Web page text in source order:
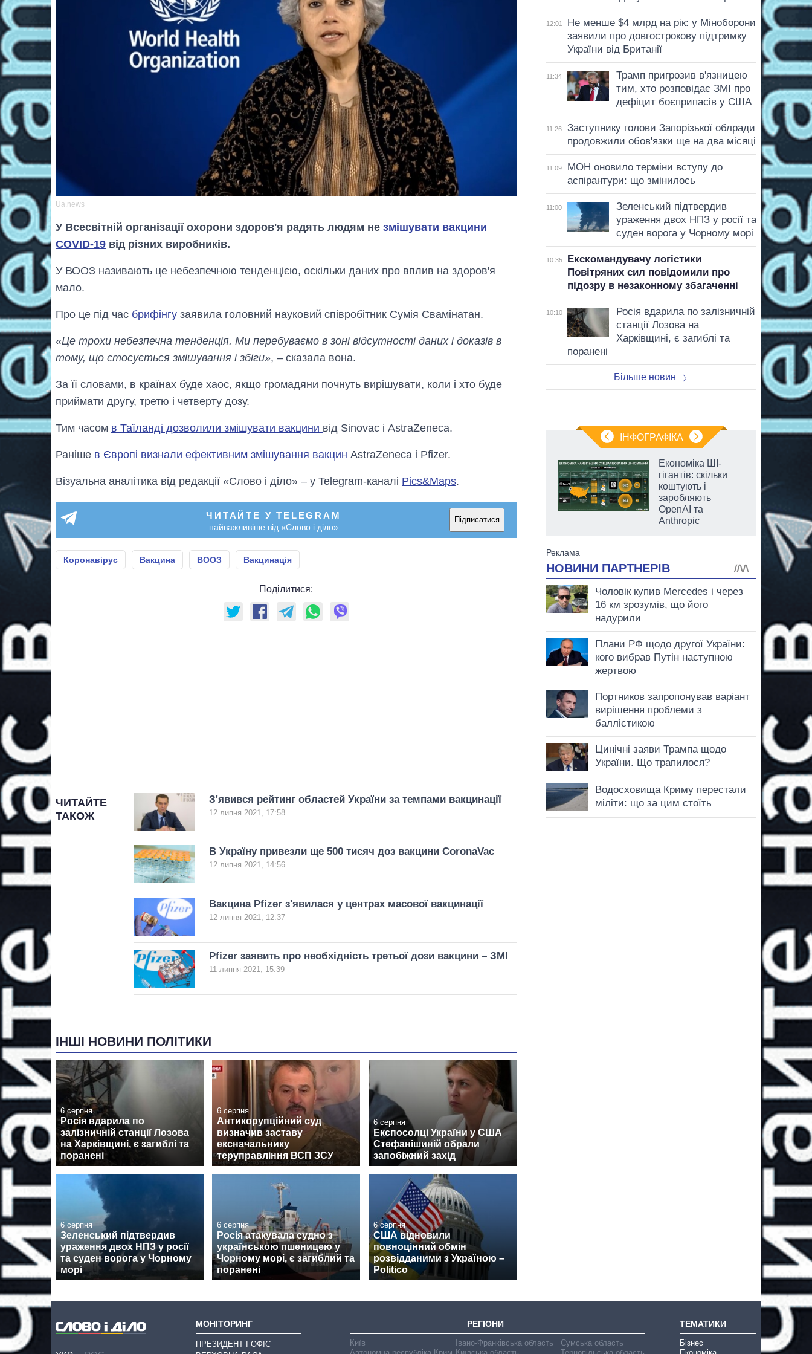
Ua.news
У Всесвітній організації охорони здоров'я радять людям не змішувати вакцини
COVID-19 від різних виробників.
У ВООЗ називають це небезпечною тенденцією, оскільки даних про вплив на здоров'я
мало.
Про це під час брифінгу заявила головний науковий співробітник Сумія Свамінатан.
«Це трохи небезпечна тенденція. Ми перебуваємо в зоні відсутності даних і доказів в
тому, що стосується змішування і збіги», – сказала вона.
За її словами, в країнах буде хаос, якщо громадяни почнуть вирішувати, коли і хто буде
приймати другу, третю і четверту дозу.
Тим часом в Таїланді дозволили змішувати вакцини від Sinovac і AstraZeneca.
Раніше в Європі визнали ефективним змішування вакцин AstraZeneca і Pfizer.
Візуальна аналітика від редакції «Слово і діло» – у Telegram-каналі Pics&Maps.
ЧИТАЙТЕ У TELEGRAM
найважливіше від «Слово і діло»
Підписатися
Коронавірус Вакцина ВООЗ Вакцинація
Поділитися:
ЧИТАЙТЕ
ТАКОЖ
З'явився рейтинг областей України за темпами вакцинації
12 липня 2021, 17:58
В Україну привезли ще 500 тисяч доз вакцини CoronaVac
12 липня 2021, 14:56
Вакцина Pfizer з'явилася у центрах масової вакцинації
12 липня 2021, 12:37
Pfizer заявить про необхідність третьої дози вакцини – ЗМІ
11 липня 2021, 15:39
ІНШІ НОВИНИ ПОЛІТИКИ
6 серпня
Росія вдарила по
залізничній станції Лозова
на Харківщині, є загиблі та
поранені
6 серпня
Антикорупційний суд
визначив заставу
ексначальнику
теруправління ВСП ЗСУ
6 серпня
Експосолці України у США
Стефанішиній обрали
запобіжний захід
6 серпня
Зеленський підтвердив
ураження двох НПЗ у росії
та суден ворога у Чорному
морі
6 серпня
Росія атакувала судно з
українською пшеницею у
Чорному морі, є загиблий та
поранені
6 серпня
США відновили
повноцінний обмін
розвідданими з Україною –
Politico
12:01
Не менше $4 млрд на рік: у Міноборони
заявили про довгострокову підтримку
України від Британії
11:34
Трамп пригрозив в'язницею
тим, хто розповідає ЗМІ про
дефіцит боєприпасів у США
11:26
Заступнику голови Запорізької облради
продовжили обов'язки ще на два місяці
11:09
МОН оновило терміни вступу до
аспірантури: що змінилось
11:00
Зеленський підтвердив
ураження двох НПЗ у росії та
суден ворога у Чорному морі
10:35
Екскомандувачу логістики
Повітряних сил повідомили про
підозру в незаконному збагаченні
10:10
Росія вдарила по залізничній
станції Лозова на
Харківщині, є загиблі та
поранені
Більше новин
ІНФОГРАФІКА
за літо: Київ та
головною ціллю
рф
Економіка ШІ-
гігантів: скільки
коштують і
заробляють
OpenAI та
Anthropic
МОНІТОРИНГ
ПРЕЗИДЕНТ І ОФІС
РЕГІОНИ
Київ
Івано-Франківська область
Сумська область
ТЕМАТИКИ
Бізнес